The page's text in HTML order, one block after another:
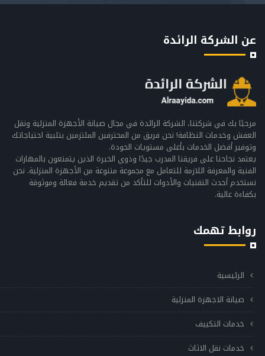
عن الشركة الرائدة
مرحبًا بك في شركتنا، الشركة الرائدة في مجال صيانة الأجهزة المنزلية ونقل
العفش وخدمات النظافة! نحن فريق من المحترفين الملتزمين بتلبية احتياجاتك
وتوفير أفضل الخدمات بأعلى مستويات الجودة.
يعتمد نجاحنا على فريقنا المدرب جيدًا وذوي الخبرة الذين يتمتعون بالمهارات
الفنية والمعرفة اللازمة للتعامل مع مجموعة متنوعة من الأجهزة المنزلية. نحن
نستخدم أحدث التقنيات والأدوات للتأكد من تقديم خدمة فعالة وموثوقة
بكفاءة عالية.
روابط تهمك
الرئيسية
صيانة الاجهزة المنزلية
خدمات التكييف
خدمات نقل الاثاث